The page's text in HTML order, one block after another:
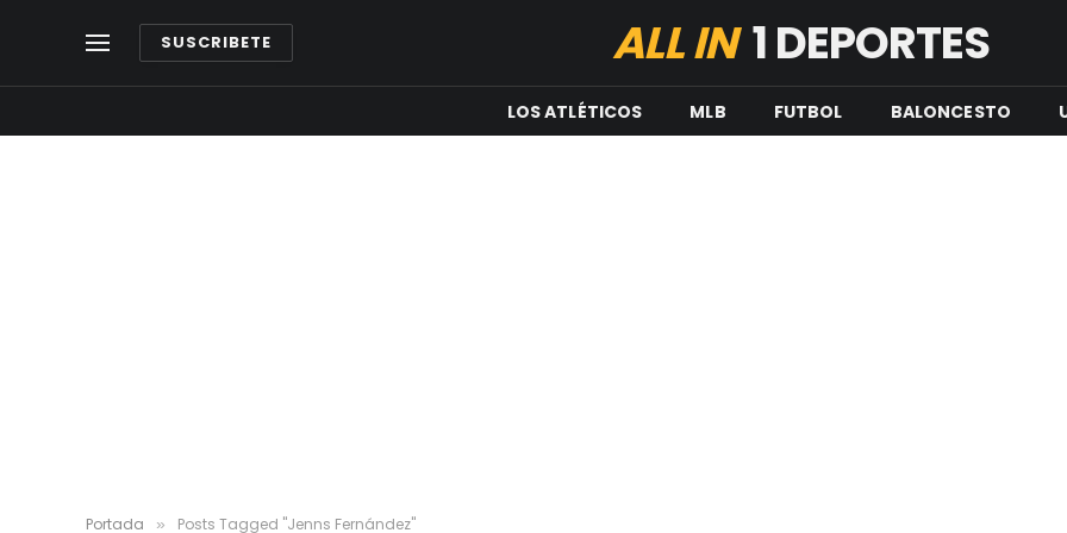
SUSCRIBETE ALL IN1 DEPORTES
LOS ATLÉTICOS MLB FUTBOL BALONCESTO
Portada » Posts Tagged "Jenns Fernández"